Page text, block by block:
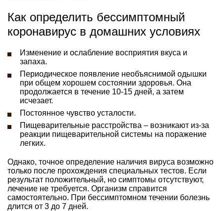
Как определить бессимптомный
коронавирус в домашних условиях
Изменение и ослабление восприятия вкуса и
запаха.
Периодическое появление необъяснимой одышки
при общем хорошем состоянии здоровья. Она
продолжается в течение 10-15 дней, а затем
исчезает.
Постоянное чувство усталости.
Пищеварительные расстройства – возникают из-за
реакции пищеварительной системы на поражение
легких.
Однако, точное определение наличия вируса возможно
только после прохождения специальных тестов. Если
результат положительный, но симптомы отсутствуют,
лечение не требуется. Организм справится
самостоятельно. При бессимптомном течении болезнь
длится от 3 до 7 дней.